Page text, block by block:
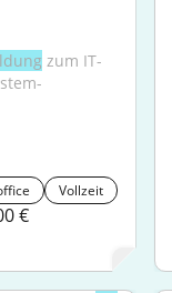
zum IT-
Vollzeit
€